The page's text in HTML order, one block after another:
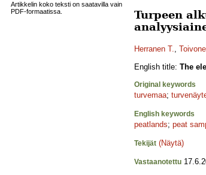
Artikkelin koko teksti on saatavilla vain
PDF-formaatissa.
Turpeen
Herranen T.,
English title: The
Original keywords
turvemaa;
English keywords
peatlands; peat
Tekijät (Näytä)
Vastaanotettu